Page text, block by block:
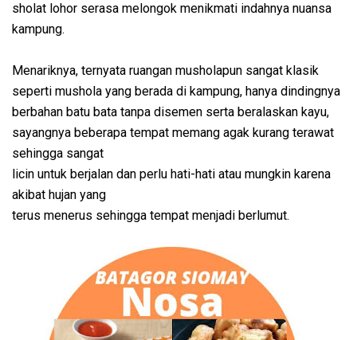
sholat lohor serasa melongok menikmati indahnya nuansa
kampung.
Menariknya, ternyata ruangan musholapun sangat klasik
seperti mushola yang berada di kampung, hanya dindingnya
berbahan batu bata tanpa disemen serta beralaskan kayu,
sayangnya beberapa tempat memang agak kurang terawat
sehingga sangat
licin untuk berjalan dan perlu hati-hati atau mungkin karena
akibat hujan yang
terus menerus sehingga tempat menjadi berlumut.